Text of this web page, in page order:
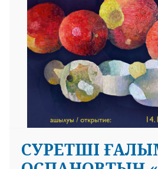
CУРЕТШІ